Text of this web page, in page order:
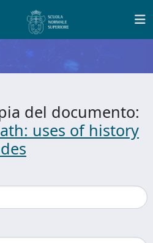
del documento:
uses of history